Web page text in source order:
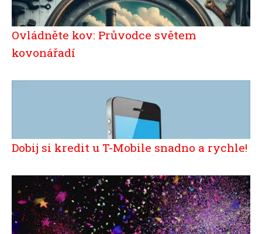
Ovládněte kov: Průvodce světem
kovonářadí
Dobij si kredit u T-Mobile snadno a rychle!